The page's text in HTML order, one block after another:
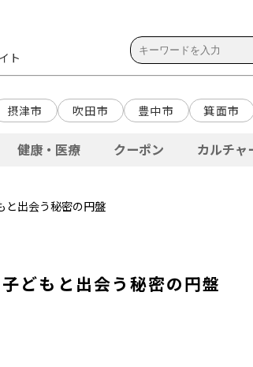
ト
摂津市 吹田市 豊中市 箕面市
健康・医療 クーポン カルチャ
と出会う秘密の円盤
どもと出会う秘密の円盤